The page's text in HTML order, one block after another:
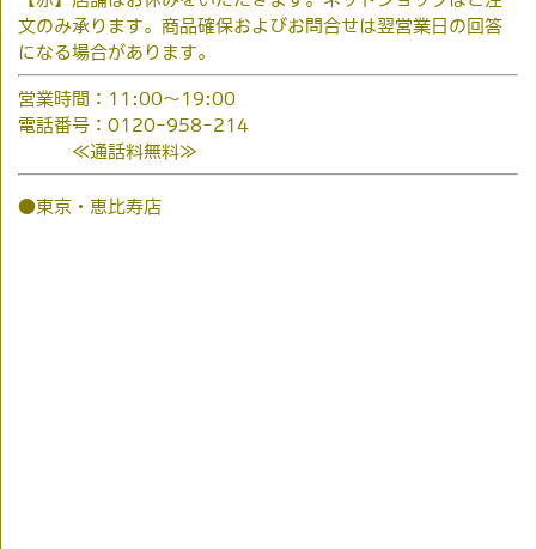
文のみ承ります。商品確保およびお問合せは翌営業日の回答
になる場合があります。
営業時間：11:00～19:00
電話番号：0120-958-214
≪通話料無料≫
●東京・恵比寿店